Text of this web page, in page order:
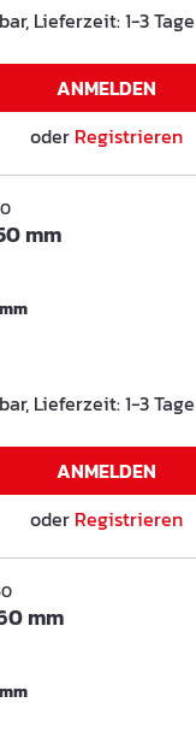
Lieferzeit: 1-3 Tage
ANMELDEN
oder Registrieren
50 mm
Lieferzeit: 1-3 Tage
ANMELDEN
oder Registrieren
60 mm